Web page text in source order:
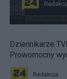
Dziennikarze
Prowomocny
Redakcja